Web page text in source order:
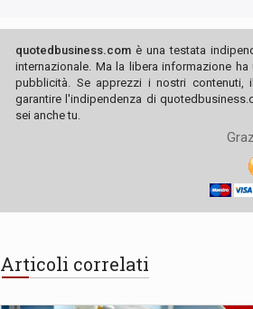
quotedbusiness.com è una testata
internazionale. Ma la libera informazione
pubblicità. Se apprezzi i nostri
garantire l'indipendenza di
sei anche tu.
Articoli correlati